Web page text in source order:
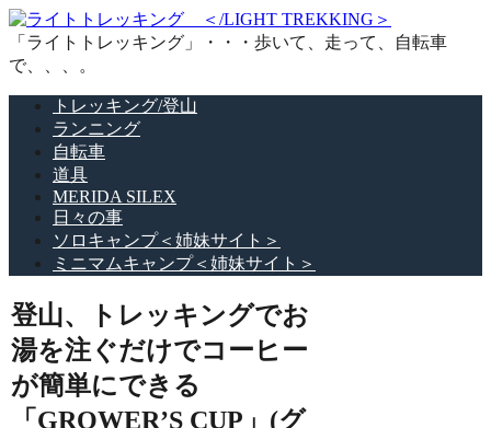
「ライトトレッキング」・・・歩いて、走って、自転車
で、、、。
トレッキング/登山
ランニング
自転車
道具
MERIDA SILEX
日々の事
ソロキャンプ＜姉妹サイト＞
ミニマムキャンプ＜姉妹サイト＞
登山、トレッキングでお
湯を注ぐだけでコーヒー
が簡単にできる
「GROWER’S CUP」(グ